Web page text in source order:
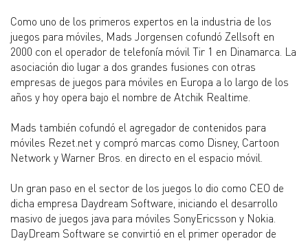
Como uno de los primeros expertos en la industria de los
juegos para móviles, Mads Jorgensen cofundó Zellsoft en
2000 con el operador de telefonía móvil Tir 1 en Dinamarca. La
asociación dio lugar a dos grandes fusiones con otras
empresas de juegos para móviles en Europa a lo largo de los
años y hoy opera bajo el nombre de Atchik Realtime.
Mads también cofundó el agregador de contenidos para
móviles Rezet.net y compró marcas como Disney, Cartoon
Network y Warner Bros. en directo en el espacio móvil.
Un gran paso en el sector de los juegos lo dio como CEO de
dicha empresa Daydream Software, iniciando el desarrollo
masivo de juegos java para móviles SonyEricsson y Nokia.
DayDream Software se convirtió en el primer operador de